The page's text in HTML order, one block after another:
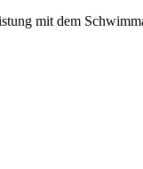
mit dem